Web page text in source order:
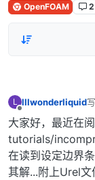
OpenFOAM 2
L
离线
lllwonderliquid
大家好，最近在
tutorials/
在读到设定边界
其解...附上Urel文